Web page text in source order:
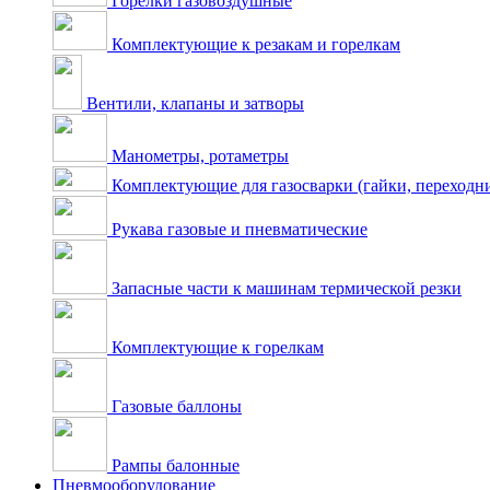
Комплектующие к резакам и горелкам
Вентили, клапаны и затворы
Манометры, ротаметры
Комплектующие для газосварки (гайки,
Рукава газовые и пневматические
Запасные части к машинам термической резки
Комплектующие к горелкам
Газовые баллоны
Рампы балонные
Пневмооборудование